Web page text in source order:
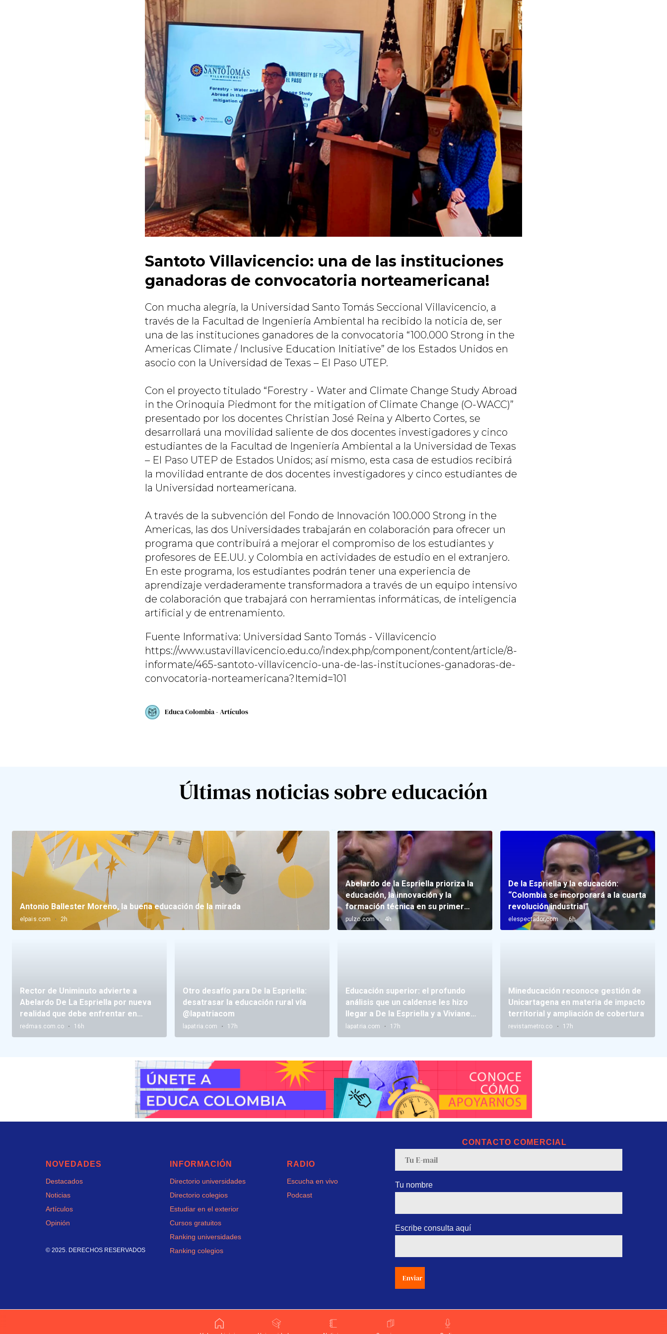
Santoto Villavicencio: una de las instituciones
ganadoras de convocatoria norteamericana!
Con mucha alegría, la Universidad Santo Tomás Seccional Villavicencio, a
través de la Facultad de Ingeniería Ambiental ha recibido la noticia de, ser
una de las instituciones ganadores de la convocatoria “100.000 Strong in the
Americas Climate / Inclusive Education Initiative” de los Estados Unidos en
asocio con la Universidad de Texas – El Paso UTEP.
Con el proyecto titulado “Forestry - Water and Climate Change Study Abroad
in the Orinoquia Piedmont for the mitigation of Climate Change (O-WACC)”
presentado por los docentes Christian José Reina y Alberto Cortes, se
desarrollará una movilidad saliente de dos docentes investigadores y cinco
estudiantes de la Facultad de Ingeniería Ambiental a la Universidad de Texas
– El Paso UTEP de Estados Unidos; así mismo, esta casa de estudios recibirá
la movilidad entrante de dos docentes investigadores y cinco estudiantes de
la Universidad norteamericana.
A través de la subvención del Fondo de Innovación 100.000 Strong in the
Americas, las dos Universidades trabajarán en colaboración para ofrecer un
programa que contribuirá a mejorar el compromiso de los estudiantes y
profesores de EE.UU. y Colombia en actividades de estudio en el extranjero.
En este programa, los estudiantes podrán tener una experiencia de
aprendizaje verdaderamente transformadora a través de un equipo intensivo
de colaboración que trabajará con herramientas informáticas, de inteligencia
artificial y de entrenamiento.
Fuente Informativa: Universidad Santo Tomás - Villavicencio
https://www.ustavillavicencio.edu.co/index.php/component/content/article/8-
informate/465-santoto-villavicencio-una-de-las-instituciones-ganadoras-de-
convocatoria-norteamericana?Itemid=101
Educa Colombia - Artículos
Últimas noticias sobre educación
NOVEDADES
Destacados
Noticias
Artículos
Opinión
INFORMACIÓN
Directorio universidades
Directorio colegios
Estudiar en el exterior
Cursos gratuitos
Ranking universidades
Ranking colegios
RADIO
Escucha en vivo
Podcast
© 2025. DERECHOS RESERVADOS
Tu nombre
Escribe consulta aquí
Enviar
CONTACTO COMERCIAL